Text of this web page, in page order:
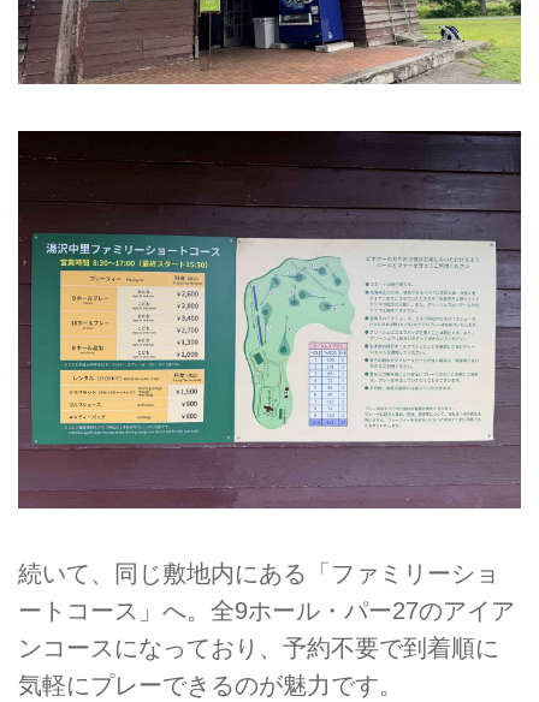
続いて、同じ敷地内にある「ファミリーショ
ートコース」へ。全9ホール・パー27のアイア
ンコースになっており、予約不要で到着順に
気軽にプレーできるのが魅力です。